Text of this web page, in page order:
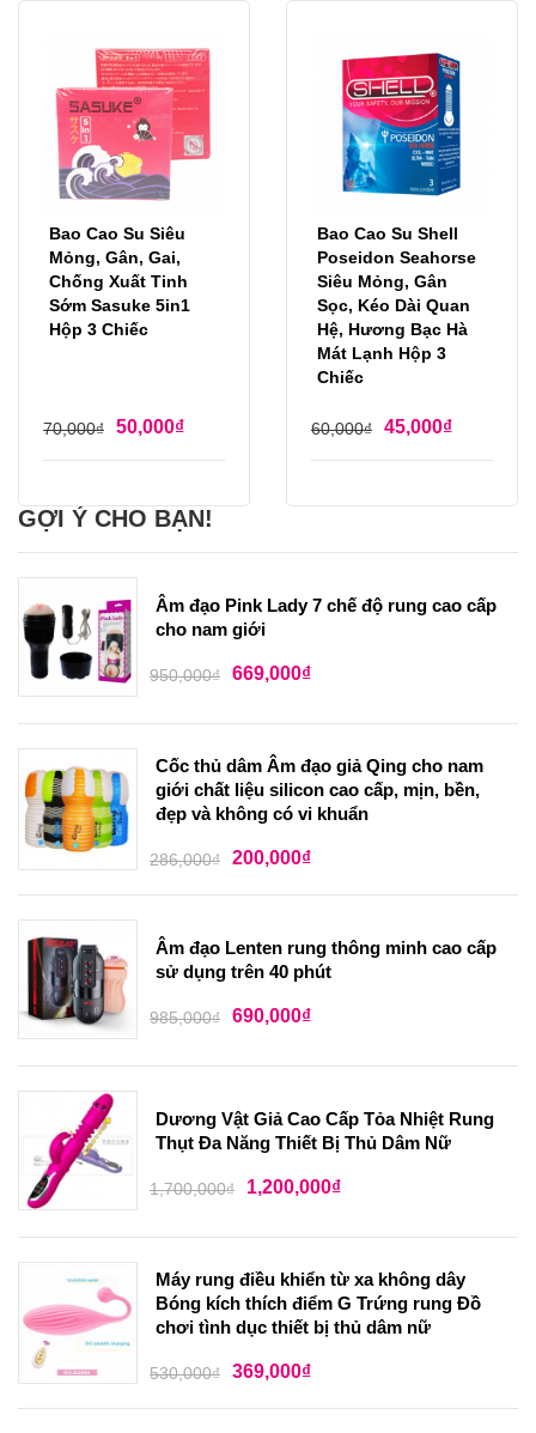
Bao Cao Su Siêu
Mỏng, Gân, Gai,
Chống Xuất Tinh
Sớm Sasuke 5in1
Hộp 3 Chiếc
70,000₫ 50,000₫
Bao Cao Su Shell
Poseidon Seahorse
Siêu Mỏng, Gân
Sọc, Kéo Dài Quan
Hệ, Hương Bạc Hà
Mát Lạnh Hộp 3
Chiếc
60,000₫ 45,000₫
GỢI Ý CHO BẠN!
Âm đạo Pink Lady 7 chế độ rung cao cấp
cho nam giới
950,000₫ 669,000₫
Cốc thủ dâm Âm đạo giả Qing cho nam
giới chất liệu silicon cao cấp, mịn, bền,
đẹp và không có vi khuẩn
286,000₫ 200,000₫
Âm đạo Lenten rung thông minh cao cấp
sử dụng trên 40 phút
985,000₫ 690,000₫
Dương Vật Giả Cao Cấp Tỏa Nhiệt Rung
Thụt Đa Năng Thiết Bị Thủ Dâm Nữ
1,700,000₫ 1,200,000₫
Máy rung điều khiển từ xa không dây
Bóng kích thích điểm G Trứng rung Đồ
chơi tình dục thiết bị thủ dâm nữ
530,000₫ 369,000₫